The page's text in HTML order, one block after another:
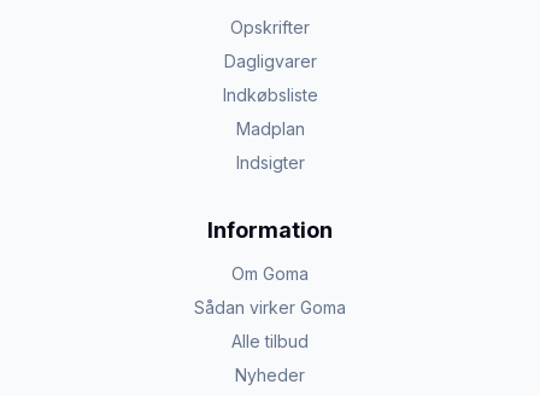
Opskrifter
Dagligvarer
Indkøbsliste
Madplan
Indsigter
Information
Om Goma
Sådan virker Goma
Alle tilbud
Nyheder